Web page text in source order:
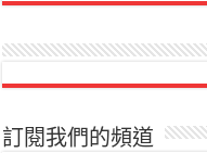
訂閱我們的頻道